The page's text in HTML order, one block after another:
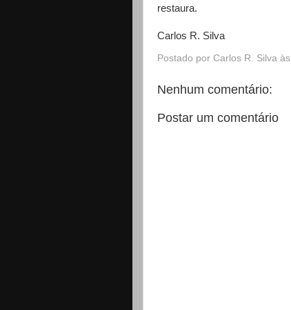
restaura.
Carlos R. Silva
Postado por Carlos R. Silva às
Nenhum comentário:
Postar um comentário